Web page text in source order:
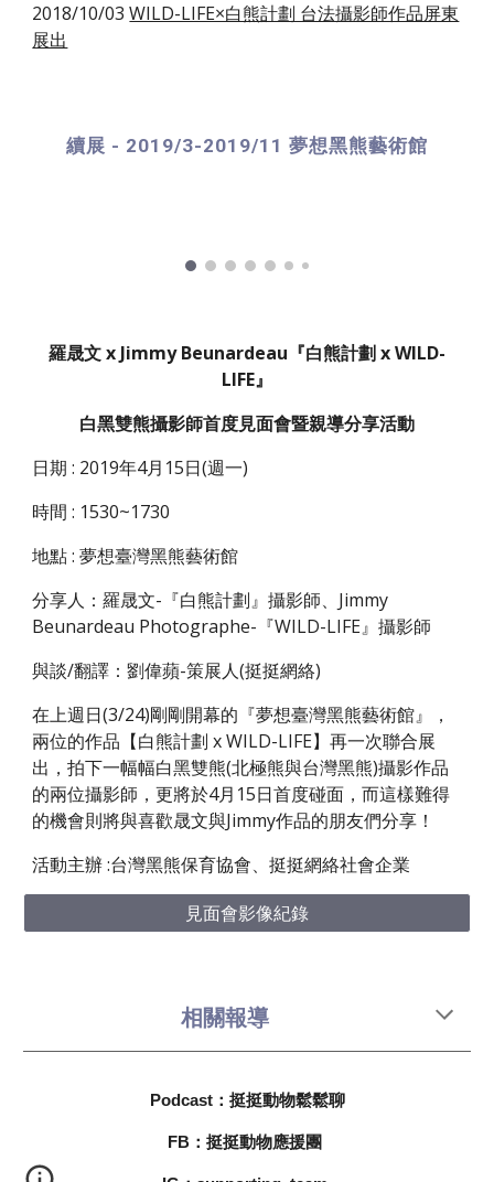
2018/10/03WILD-LIFE×白熊計劃 台法攝影師作品屏東
展出
續展 - 2019/3-2019/11 夢想黑熊藝術館
羅晟文 x Jimmy Beunardeau『白熊計劃 x WILD-
LIFE』
白黑雙熊攝影師首度見面會暨親導分享活動
日期 : 2019年4月15日(週一)
時間 : 1530~1730
地點 : 夢想臺灣黑熊藝術館
分享人：羅晟文-『白熊計劃』攝影師、Jimmy
Beunardeau Photographe-『WILD-LIFE』攝影師
與談/翻譯：劉偉蘋-策展人(挺挺網絡)
在上週日(3/24)剛剛開幕的『夢想臺灣黑熊藝術館』，
兩位的作品【白熊計劃 x WILD-LIFE】再一次聯合展
出，拍下一幅幅白黑雙熊(北極熊與台灣黑熊)攝影作品
的兩位攝影師，更將於4月15日首度碰面，而這樣難得
的機會則將與喜歡晟文與Jimmy作品的朋友們分享！
活動主辦 :台灣黑熊保育協會、挺挺網絡社會企業
見面會影像紀錄
相關報導
Podcast：挺挺動物鬆鬆聊
FB：挺挺動物應援團